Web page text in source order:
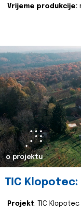
Vrijeme produkcije:
o projektu
TIC
Projekt: TIC Klopotec